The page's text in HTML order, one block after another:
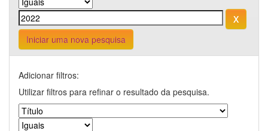
Iniciar uma nova pesquisa
Adicionar filtros:
Utilizar filtros para refinar o resultado da pesquisa.